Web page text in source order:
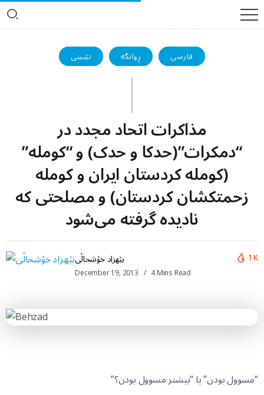
تێبینی ڕوانگە فارسی
مذاکرات اتحاد مجدد در
“دمکرات”(حدکا و حدک) و “کومله”
(کومله کردستان ایران و کومله
زحمتکشان کردستان) و مصلحتی که
نادیده گرفته می‌شود
بێهزاد خۆشحاڵی
December 19, 2013 4 Mins Read
1K
“مسوول بودن” یا “بیشتر مسوول بودن؟”